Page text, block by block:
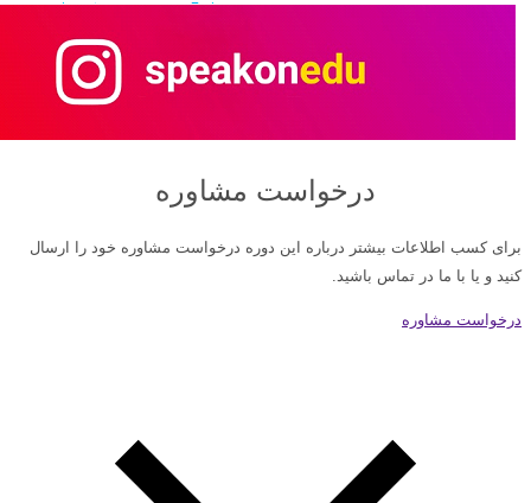
درخواست مشاوره
برای کسب اطلاعات بیشتر درباره این دوره درخواست مشاوره خود را ارسال
کنید و یا با ما در تماس باشید.
درخواست مشاوره